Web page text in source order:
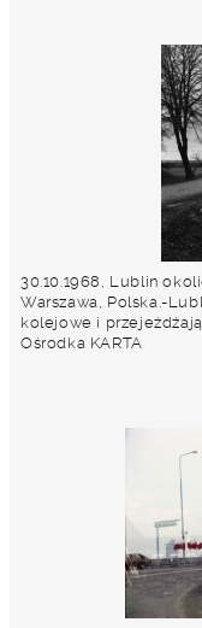
30.10.1968, Lublin
Warszawa, Polska.-
kolejowe i
Ośrodka KARTA